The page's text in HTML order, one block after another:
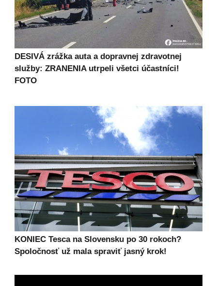
DESIVÁ zrážka auta a dopravnej zdravotnej
služby: ZRANENIA utrpeli všetci účastníci!
FOTO
KONIEC Tesca na Slovensku po 30 rokoch?
Spoločnosť už mala spraviť jasný krok!